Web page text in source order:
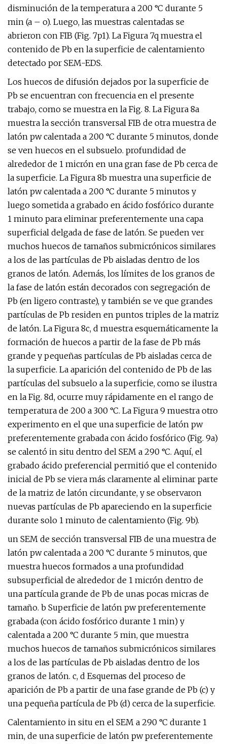
disminución de la temperatura a 200 °C durante 5
min (a – o). Luego, las muestras calentadas se
abrieron con FIB (Fig. 7p1). La Figura 7q muestra el
contenido de Pb en la superficie de calentamiento
detectado por SEM-EDS.
Los huecos de difusión dejados por la superficie de
Pb se encuentran con frecuencia en el presente
trabajo, como se muestra en la Fig. 8. La Figura 8a
muestra la sección transversal FIB de otra muestra de
latón pw calentada a 200 °C durante 5 minutos, donde
se ven huecos en el subsuelo. profundidad de
alrededor de 1 micrón en una gran fase de Pb cerca de
la superficie. La Figura 8b muestra una superficie de
latón pw calentada a 200 °C durante 5 minutos y
luego sometida a grabado en ácido fosfórico durante
1 minuto para eliminar preferentemente una capa
superficial delgada de fase de latón. Se pueden ver
muchos huecos de tamaños submicrónicos similares
a los de las partículas de Pb aisladas dentro de los
granos de latón. Además, los límites de los granos de
la fase de latón están decorados con segregación de
Pb (en ligero contraste), y también se ve que grandes
partículas de Pb residen en puntos triples de la matriz
de latón. La Figura 8c, d muestra esquemáticamente la
formación de huecos a partir de la fase de Pb más
grande y pequeñas partículas de Pb aisladas cerca de
la superficie. La aparición del contenido de Pb de las
partículas del subsuelo a la superficie, como se ilustra
en la Fig. 8d, ocurre muy rápidamente en el rango de
temperatura de 200 a 300 °C. La Figura 9 muestra otro
experimento en el que una superficie de latón pw
preferentemente grabada con ácido fosfórico (Fig. 9a)
se calentó in situ dentro del SEM a 290 °C. Aquí, el
grabado ácido preferencial permitió que el contenido
inicial de Pb se viera más claramente al eliminar parte
de la matriz de latón circundante, y se observaron
nuevas partículas de Pb apareciendo en la superficie
durante solo 1 minuto de calentamiento (Fig. 9b).
un SEM de sección transversal FIB de una muestra de
latón pw calentada a 200 °C durante 5 minutos, que
muestra huecos formados a una profundidad
subsuperficial de alrededor de 1 micrón dentro de
una partícula grande de Pb de unas pocas micras de
tamaño. b Superficie de latón pw preferentemente
grabada (con ácido fosfórico durante 1 min) y
calentada a 200 °C durante 5 min, que muestra
muchos huecos de tamaños submicrónicos similares
a los de las partículas de Pb aisladas dentro de los
granos de latón. c, d Esquemas del proceso de
aparición de Pb a partir de una fase grande de Pb (c) y
una pequeña partícula de Pb (d) cerca de la superficie.
Calentamiento in situ en el SEM a 290 °C durante 1
min, de una superficie de latón pw preferentemente